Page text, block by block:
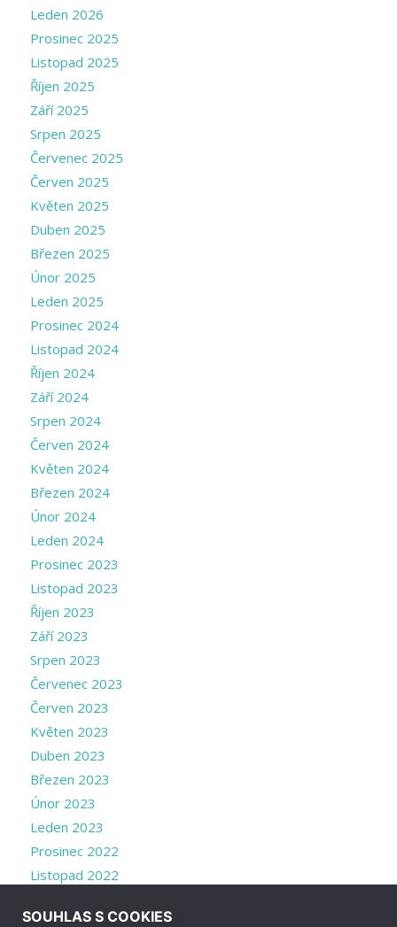
Leden 2026
Prosinec 2025
Listopad 2025
Říjen 2025
Září 2025
Srpen 2025
Červenec 2025
Červen 2025
Květen 2025
Duben 2025
Březen 2025
Únor 2025
Leden 2025
Prosinec 2024
Listopad 2024
Říjen 2024
Září 2024
Srpen 2024
Červen 2024
Květen 2024
Březen 2024
Únor 2024
Leden 2024
Prosinec 2023
Listopad 2023
Říjen 2023
Září 2023
Srpen 2023
Červenec 2023
Červen 2023
Květen 2023
Duben 2023
Březen 2023
Únor 2023
Leden 2023
Prosinec 2022
Listopad 2022
Září 2022
SOUHLAS S COOKIES